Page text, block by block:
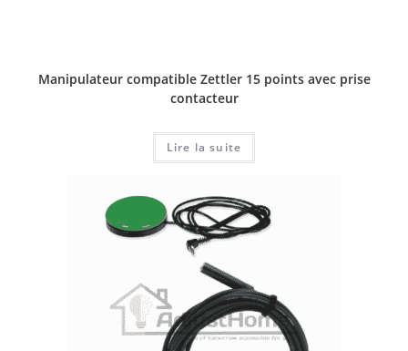
Manipulateur compatible Zettler 15 points avec prise
contacteur
Lire la suite